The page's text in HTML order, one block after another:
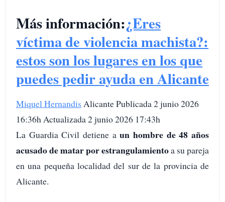
Más información:¿Eres
víctima de violencia machista?:
estos son los lugares en los que
puedes pedir ayuda en Alicante
Miquel Hernandis Alicante Publicada 2 junio 2026
16:36h Actualizada 2 junio 2026 17:43h
La Guardia Civil detiene aun hombre de 48 años
acusado de matar por estrangulamientoa su pareja
en una pequeña localidad del sur de la provincia de
Alicante.